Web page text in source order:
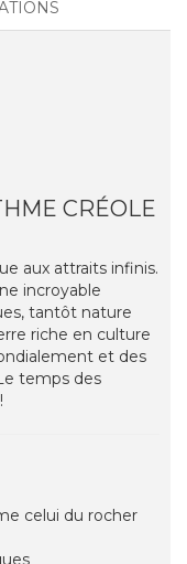
CRÉOLE
aux attraits infinis.
incroyable
tantôt nature
riche en culture
et des
temps des
celui du rocher